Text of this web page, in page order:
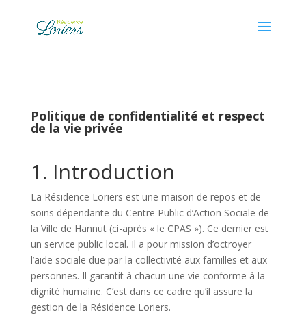
Politique de confidentialité et respect
de la vie privée
1. Introduction
La Résidence Loriers est une maison de repos et de
soins dépendante du Centre Public d’Action Sociale de
la Ville de Hannut (ci-après « le CPAS »). Ce dernier est
un service public local. Il a pour mission d’octroyer
l’aide sociale due par la collectivité aux familles et aux
personnes. Il garantit à chacun une vie conforme à la
dignité humaine. C’est dans ce cadre qu’il assure la
gestion de la Résidence Loriers.